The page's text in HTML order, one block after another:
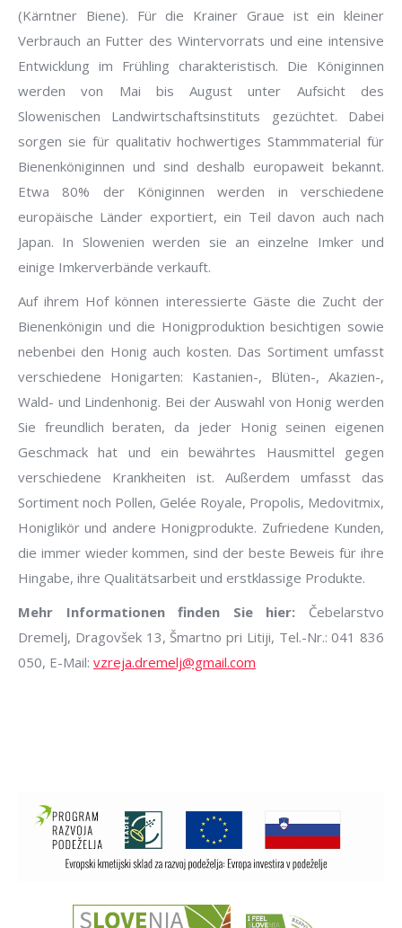
(Kärntner Biene). Für die Krainer Graue ist ein kleiner
Verbrauch an Futter des Wintervorrats und eine intensive
Entwicklung im Frühling charakteristisch. Die Königinnen
werden von Mai bis August unter Aufsicht des
Slowenischen Landwirtschaftsinstituts gezüchtet. Dabei
sorgen sie für qualitativ hochwertiges Stammmaterial für
Bienenköniginnen und sind deshalb europaweit bekannt.
Etwa 80% der Königinnen werden in verschiedene
europäische Länder exportiert, ein Teil davon auch nach
Japan. In Slowenien werden sie an einzelne Imker und
einige Imkerverbände verkauft.
Auf ihrem Hof können interessierte Gäste die Zucht der
Bienenkönigin und die Honigproduktion besichtigen sowie
nebenbei den Honig auch kosten. Das Sortiment umfasst
verschiedene Honigarten: Kastanien-, Blüten-, Akazien-,
Wald- und Lindenhonig. Bei der Auswahl von Honig werden
Sie freundlich beraten, da jeder Honig seinen eigenen
Geschmack hat und ein bewährtes Hausmittel gegen
verschiedene Krankheiten ist. Außerdem umfasst das
Sortiment noch Pollen, Gelée Royale, Propolis, Medovitmix,
Honiglikör und andere Honigprodukte. Zufriedene Kunden,
die immer wieder kommen, sind der beste Beweis für ihre
Hingabe, ihre Qualitätsarbeit und erstklassige Produkte.
Mehr Informationen finden Sie hier: Čebelarstvo
Dremelj, Dragovšek 13, Šmartno pri Litiji, Tel.-Nr.: 041 836
050, E-Mail: vzreja.dremelj@gmail.com